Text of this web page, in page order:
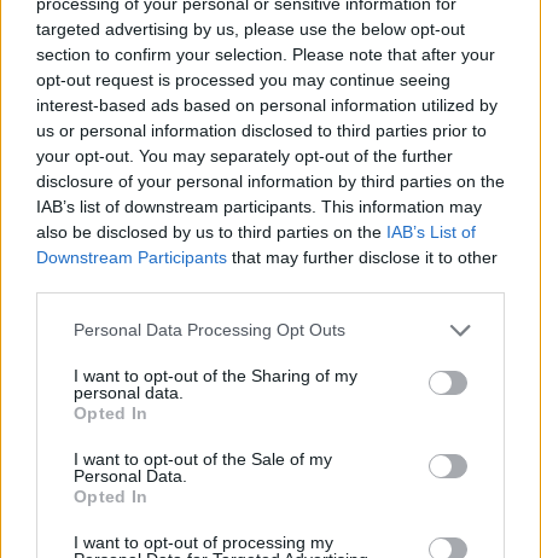
targeted advertising by us, please use the below opt-out
section to confirm your selection. Please note that after your
opt-out request is processed you may continue seeing
interest-based ads based on personal information utilized by
us or personal information disclosed to third parties prior to
your opt-out. You may separately opt-out of the further
disclosure of your personal information by third parties on the
IAB’s list of downstream participants. This information may
also be disclosed by us to third parties on the IAB’s List of
Downstream Participants that may further disclose it to other
Please note that this website/app uses one or more Google
not limited to your visit or usage behaviour. You may click to
grant or deny consent to Google and its third-party tags to
use your data for below specified purposes in below Google
consent section.
Personal Data Processing Opt Outs
I want to opt-out of the Sharing of my
personal data.
Opted In
I want to opt-out of the Sale of my
Personal Data.
Opted In
I want to opt-out of processing my
άλλα άτομα. Θα υποβάλλεται επίσης πιο συχνά σε
τεστ ανίχνευσης του νέου κορονοϊού. Σήμερα, το
τεστ στο οποίο υποβλήθηκε ήταν αρνητικό.
Το σκεύασμα Paxlovid
Η Τζιλ Μπάιντεν είχε βρεθεί αρνητική στην Covid-
19 την Κυριακή. Είχε λάβει ως θεραπεία το
οργανισμό αυξάνονται με αποτέλεσμα να
παρατηρείται ξανά θετικότητα στα τεστ.